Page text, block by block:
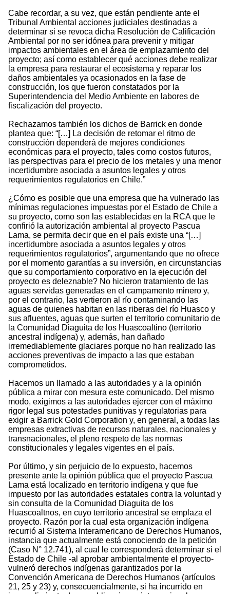
Cabe recordar, a su vez, que están pendiente ante el
Tribunal Ambiental acciones judiciales destinadas a
determinar si se revoca dicha Resolución de Calificación
Ambiental por no ser idónea para prevenir y mitigar
impactos ambientales en el área de emplazamiento del
proyecto; así como establecer qué acciones debe realizar
la empresa para restaurar el ecosistema y reparar los
daños ambientales ya ocasionados en la fase de
construcción, los que fueron constatados por la
Superintendencia del Medio Ambiente en labores de
fiscalización del proyecto.
Rechazamos también los dichos de Barrick en donde
plantea que: “[…] La decisión de retomar el ritmo de
construcción dependerá de mejores condiciones
económicas para el proyecto, tales como costos futuros,
las perspectivas para el precio de los metales y una menor
incertidumbre asociada a asuntos legales y otros
requerimientos regulatorios en Chile.”
¿Cómo es posible que una empresa que ha vulnerado las
mínimas regulaciones impuestas por el Estado de Chile a
su proyecto, como son las establecidas en la RCA que le
confirió la autorización ambiental al proyecto Pascua
Lama, se permita decir que en el país existe una “[…]
incertidumbre asociada a asuntos legales y otros
requerimientos regulatorios”, argumentando que no ofrece
por el momento garantías a su inversión, en circunstancias
que su comportamiento corporativo en la ejecución del
proyecto es deleznable? No hicieron tratamiento de las
aguas servidas generadas en el campamento minero y,
por el contrario, las vertieron al río contaminando las
aguas de quienes habitan en las riberas del río Huasco y
sus afluentes, aguas que surten el territorio comunitario de
la Comunidad Diaguita de los Huascoaltino (territorio
ancestral indígena) y, además, han dañado
irremediablemente glaciares porque no han realizado las
acciones preventivas de impacto a las que estaban
comprometidos.
Hacemos un llamado a las autoridades y a la opinión
pública a mirar con mesura este comunicado. Del mismo
modo, exigimos a las autoridades ejercer con el máximo
rigor legal sus potestades punitivas y regulatorias para
exigir a Barrick Gold Corporation y, en general, a todas las
empresas extractivas de recursos naturales, nacionales y
transnacionales, el pleno respeto de las normas
constitucionales y legales vigentes en el país.
Por último, y sin perjuicio de lo expuesto, hacemos
presente ante la opinión pública que el proyecto Pascua
Lama está localizado en territorio indígena y que fue
impuesto por las autoridades estatales contra la voluntad y
sin consulta de la Comunidad Diaguita de los
Huascoaltnos, en cuyo territorio ancestral se emplaza el
proyecto. Razón por la cual esta organización indígena
recurrió al Sistema Interamericano de Derechos Humanos,
instancia que actualmente está conociendo de la petición
(Caso N° 12.741), al cual le corresponderá determinar si el
Estado de Chile -al aprobar ambientalmente el proyecto-
vulneró derechos indígenas garantizados por la
Convención Americana de Derechos Humanos (artículos
21, 25 y 23) y, consecuencialmente, si ha incurrido en